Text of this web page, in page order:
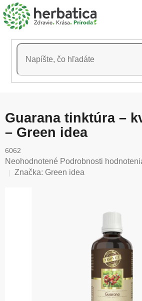
Prejsť
na
obsah
Guarana tinktúra –
– Green idea
6062
Priemerné
hodnotenie
Neohodnotené Podrobnosti
Značka: Green idea